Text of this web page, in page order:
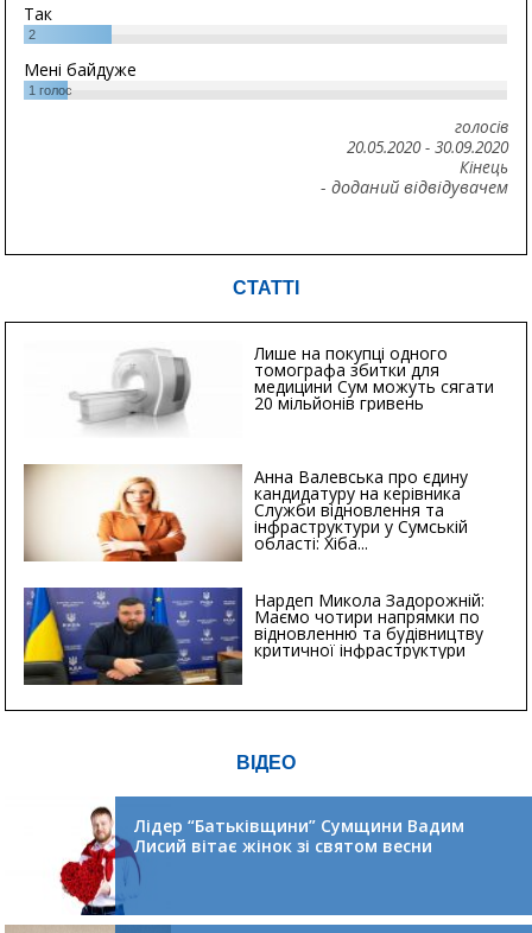
Так
2
Мені байдуже
1 голос
голосів
20.05.2020- 30.09.2020
Кінець
- доданий відвідувачем
СТАТТІ
Лише на покупці одного
томографа збитки для
медицини Сум можуть сягати
20 мільйонів гривень
Анна Валевська про єдину
кандидатуру на керівника
Служби відновлення та
інфраструктури у Сумській
області: Хіба...
Нардеп Микола Задорожній:
Маємо чотири напрямки по
відновленню та будівництву
критичної інфраструктури
ВІДЕО
Лідер “Батьківщини” Сумщини Вадим
Лисий вітає жінок зі святом весни